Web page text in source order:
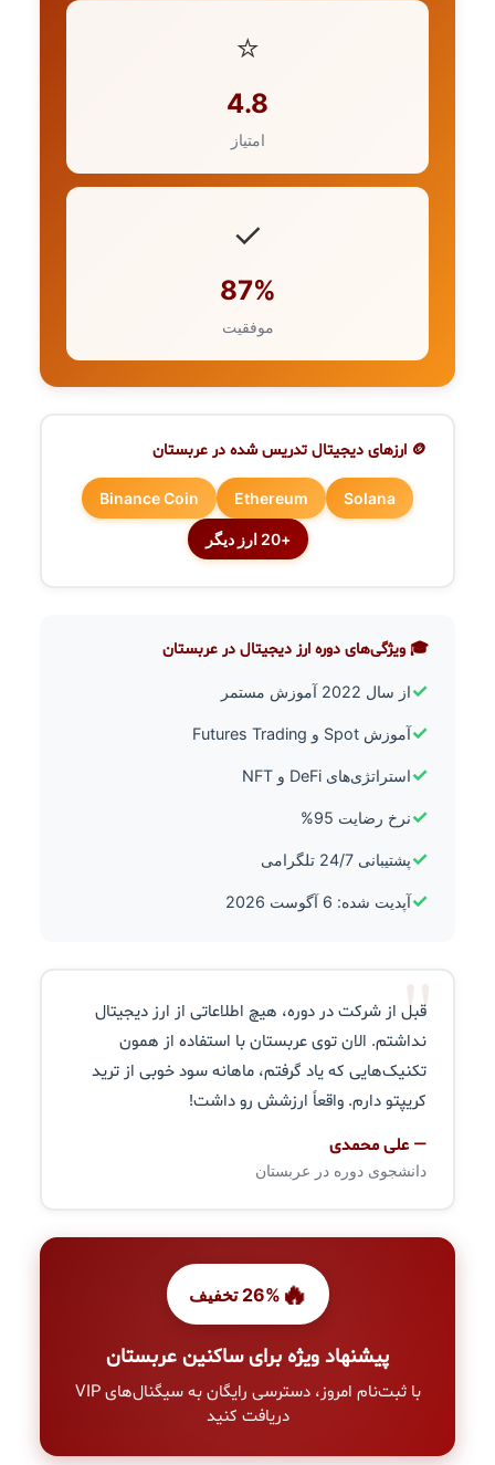
⭐
4.8
امتیاز
✓
87%
موفقیت
🪙 ارزهای دیجیتال تدریس شده در عربستان
Solana
Ethereum
Binance Coin
+20 ارز دیگر
🎓 ویژگی‌های دوره ارز دیجیتال در عربستان
✓از سال 2022 آموزش مستمر
✓آموزش Spot و Futures Trading
✓استراتژی‌های DeFi و NFT
✓نرخ رضایت 95%
✓پشتیبانی 24/7 تلگرامی
✓آپدیت شده: 6 آگوست 2026
"
قبل از شرکت در دوره، هیچ اطلاعاتی از ارز دیجیتال
نداشتم. الان توی عربستان با استفاده از همون
تکنیک‌هایی که یاد گرفتم، ماهانه سود خوبی از ترید
کریپتو دارم. واقعاً ارزشش رو داشت!
— علی محمدی
دانشجوی دوره در عربستان
🔥26% تخفیف
پیشنهاد ویژه برای ساکنین عربستان
با ثبت‌نام امروز، دسترسی رایگان به سیگنال‌های VIP
دریافت کنید